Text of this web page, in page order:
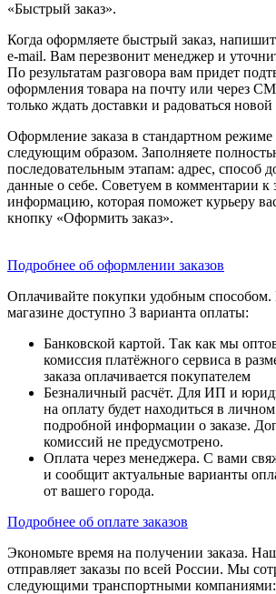
«Быстрый заказ».
Когда оформляете быстрый заказ,
e-mail. Вам перезвонит менеджер и
По результатам разговора вам придет
оформления товара на почту или через
только ждать доставки и радоваться
Оформление заказа в стандартном режиме
следующим образом. Заполняете
последовательным этапам: адрес, способ
данные о себе. Советуем в комментарии к
информацию, которая поможет курьеру
кнопку «Оформить заказ».
Подробнее об оформлении заказов
Оплачивайте покупки удобным способом.
магазине доступно 3 варианта оплаты:
Банковской картой. Так как мы
комиссия платёжного сервиса в
заказа оплачивается покупателем
Безналичный расчёт. Для ИП и
на оплату будет находиться в
подробной информации о заказе.
комиссий не предусмотрено.
Оплата через менеджера. С вами
и сообщит актуальные варианты
от вашего города.
Подробнее об оплате заказов
Экономьте время на получении заказа.
отправляет заказы по всей России. Мы
следующими транспортными компаниями: